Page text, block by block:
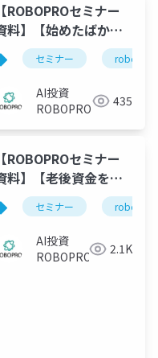
roboproセミナー
【ROBOPROセミナー
料】【始めたばかり
方向け】利用開始後
不安解消
ROBOPROの基礎知識
直近の実績振り返り
セミナー robopro
AI投資
ROBOPRO
435
【ROBOPROセミナー
料】【老後資金を準
したい方向け】50代
ら考えるインフレ時
代の老後資金戦略と
？～出口から逆算す
セミナー robopro
AI投資
ROBOPRO
2.1K